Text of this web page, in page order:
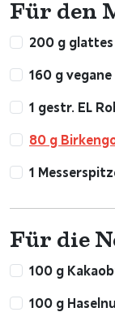
Für den
200 g glattes
160 g
1 gestr. EL
80 g
1
Für die
100 g
100 g